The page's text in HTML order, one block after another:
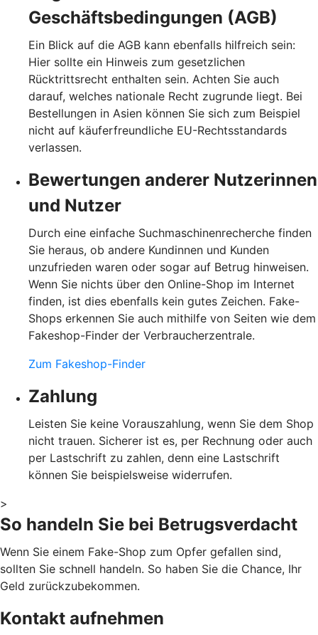
Geschäftsbedingungen (AGB)
Ein Blick auf die AGB kann ebenfalls hilfreich sein:
Hier sollte ein Hinweis zum gesetzlichen
Rücktrittsrecht enthalten sein. Achten Sie auch
darauf, welches nationale Recht zugrunde liegt. Bei
Bestellungen in Asien können Sie sich zum Beispiel
nicht auf käuferfreundliche EU-Rechtsstandards
verlassen.
Bewertungen anderer Nutzerinnen
und Nutzer
Durch eine einfache Suchmaschinenrecherche finden
Sie heraus, ob andere Kundinnen und Kunden
unzufrieden waren oder sogar auf Betrug hinweisen.
Wenn Sie nichts über den Online-Shop im Internet
finden, ist dies ebenfalls kein gutes Zeichen. Fake-
Shops erkennen Sie auch mithilfe von Seiten wie dem
Fakeshop-Finder der Verbraucherzentrale.
Zum Fakeshop-Finder
Zahlung
Leisten Sie keine Vorauszahlung, wenn Sie dem Shop
nicht trauen. Sicherer ist es, per Rechnung oder auch
per Lastschrift zu zahlen, denn eine Lastschrift
können Sie beispielsweise widerrufen.
>
So handeln Sie bei Betrugsverdacht
Wenn Sie einem Fake-Shop zum Opfer gefallen sind,
sollten Sie schnell handeln. So haben Sie die Chance, Ihr
Geld zurückzubekommen.
Kontakt aufnehmen